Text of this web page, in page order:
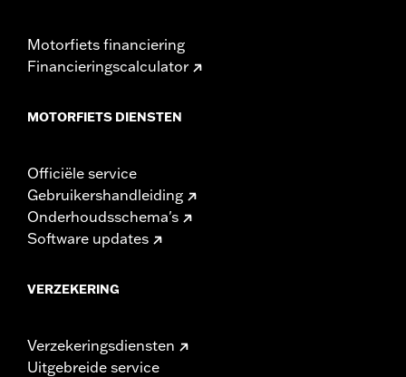
Motorfiets financiering
Financieringscalculator
MOTORFIETS DIENSTEN
Officiële service
Gebruikershandleiding
Onderhoudsschema's
Software updates
VERZEKERING
Verzekeringsdiensten
Uitgebreide service